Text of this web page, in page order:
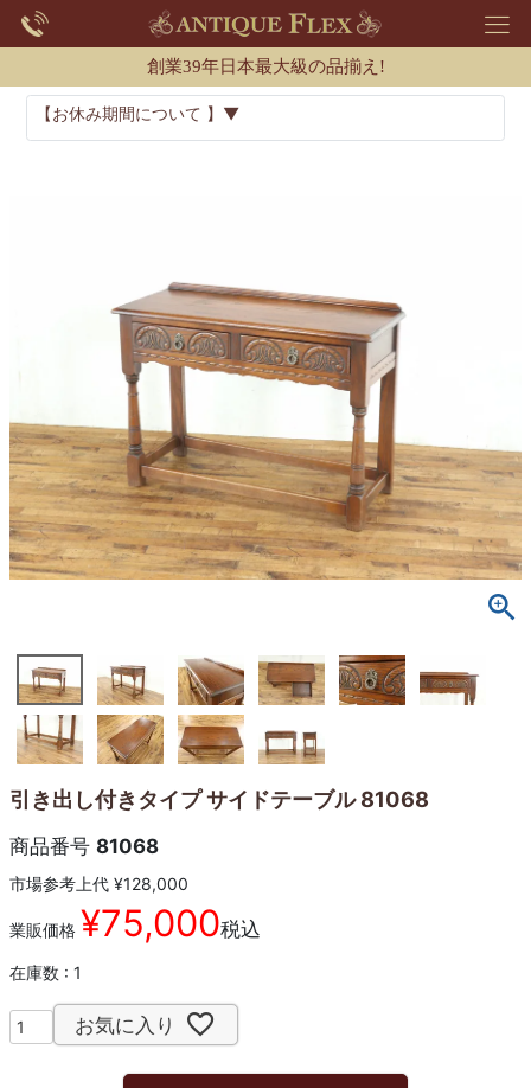
創業39年日本最大級の品揃え!
【お休み期間について 】▼
引き出し付きタイプ サイドテーブル 81068
商品番号 81068
市場参考上代 ¥128,000
業販価格 ¥75,000税込
在庫数 1
お気に入り